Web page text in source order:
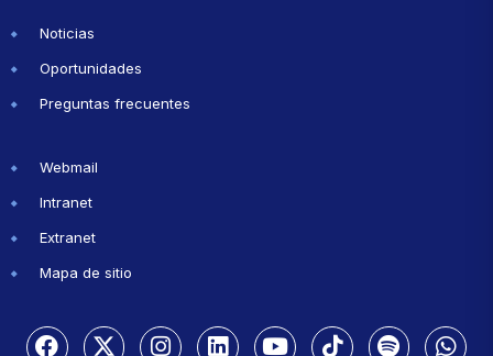
Noticias
Oportunidades
Preguntas frecuentes
Webmail
Intranet
Extranet
Mapa de sitio